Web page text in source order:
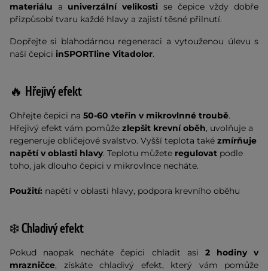
materiálu a univerzální velikosti se čepice vždy dobře
přizpůsobí tvaru každé hlavy a zajistí těsné přilnutí.
Dopřejte si blahodárnou regeneraci a vytouženou úlevu s
naší čepici inSPORTline Vitadolor.
🔥 Hřejivý efekt
Ohřejte čepici na 50-60 vteřin v mikrovlnné troubě.
Hřejivý efekt vám pomůže zlepšit krevní oběh, uvolňuje a
regeneruje obličejové svalstvo. Vyšší teplota také zmírňuje
napětí v oblasti hlavy. Teplotu můžete regulovat podle
toho, jak dlouho čepici v mikrovlnce necháte.
Použití: napětí v oblasti hlavy, podpora krevního oběhu
❄️ Chladivý efekt
Pokud naopak necháte čepici chladit asi 2 hodiny v
mrazničce, získáte
chladivý efekt, který vám pomůže